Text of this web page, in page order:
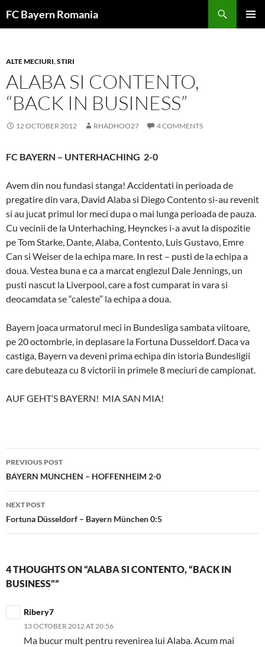
toFC Bayern Romania
ALTE MECIURI,STIRI
ALABA SI CONTENTO,
“BACK IN BUSINESS”
12 OCTOBER 2012 RHADHOO27 4 COMMENTS
FC BAYERN – UNTERHACHING 2-0
Avem din nou fundasi stanga! Accidentati in perioada de
pregatire din vara, David Alaba si Diego Contento si-au revenit
si au jucat primul lor meci dupa o mai lunga perioada de pauza.
Cu vecinii de la Unterhaching, Heynckes i-a avut la dispozitie
pe Tom Starke, Dante, Alaba, Contento, Luis Gustavo, Emre
Can si Weiser de la echipa mare. In rest – pusti de la echipa a
doua. Vestea buna e ca a marcat englezul Dale Jennings, un
pusti nascut la Liverpool, care a fost cumparat in vara si
deocamdata se “caleste” la echipa a doua.
Bayern joaca urmatorul meci in Bundesliga sambata viitoare,
pe 20 octombrie, in deplasare la Fortuna Dusseldorf. Daca va
castiga, Bayern va deveni prima echipa din istoria Bundesligii
care debuteaza cu 8 victorii in primele 8 meciuri de campionat.
AUF GEHT’S BAYERN! MIA SAN MIA!
Post
navigation
PREVIOUS POST
BAYERN MUNCHEN – HOFFENHEIM 2-0
NEXT POST
Fortuna Düsseldorf – Bayern München 0:5
4 THOUGHTS ON “ALABA SI CONTENTO, “BACK IN
BUSINESS””
Ribery7
13 OCTOBER 2012 AT 20:56
Ma bucur mult pentru revenirea lui Alaba. Acum mai